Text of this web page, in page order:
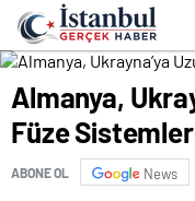
Almanya,
Füze
ABONE OL News